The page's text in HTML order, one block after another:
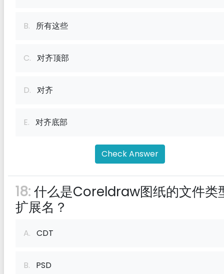
B. 所有这些
C. 对齐顶部
D. 对齐
E. 对齐底部
Check Answer
18:什么是Coreldraw图纸的文件类
扩展名？
A. CDT
B. PSD